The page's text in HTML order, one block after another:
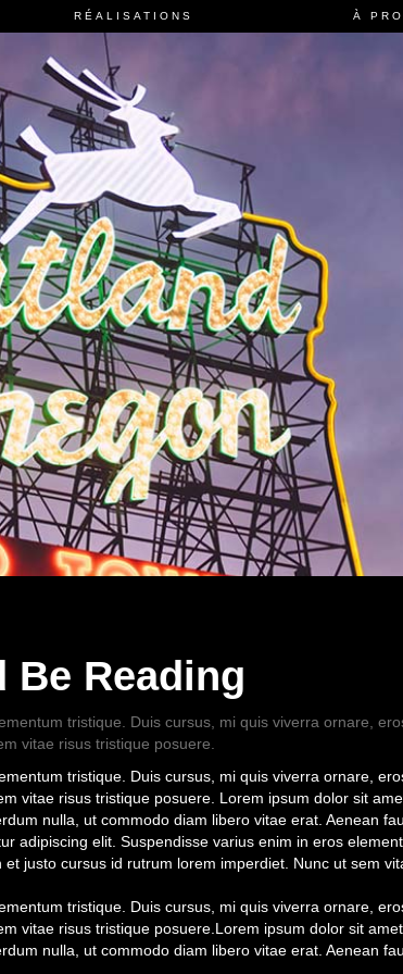
RÉALISATIONS À
Be Reading
tristique. Duis cursus, mi quis viverra ornare,
vitae risus tristique posuere.
tristique. Duis cursus, mi quis viverra ornare,
vitae risus tristique posuere. Lorem ipsum dolor sit
nulla, ut commodo diam libero vitae erat. Aenean
elit. Suspendisse varius enim in eros
justo cursus id rutrum lorem imperdiet. Nunc ut sem
tristique. Duis cursus, mi quis viverra ornare,
vitae risus tristique posuere.Lorem ipsum dolor sit
nulla, ut commodo diam libero vitae erat. Aenean